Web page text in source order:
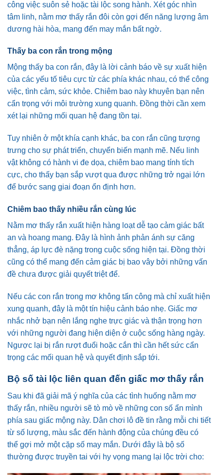
công việc suôn sẻ hoặc tài lộc song hành. Xét góc nhìn
tâm linh, nằm mơ thấy rắn đôi còn gợi đến năng lượng âm
dương hài hòa, mang đến may mắn bất ngờ.
Thấy ba con rắn trong mộng
Mộng thấy ba con rắn, đây là lời cảnh báo về sự xuất hiện
của các yếu tố tiêu cực từ các phía khác nhau, có thể công
việc, tình cảm, sức khỏe. Chiêm bao này khuyên bạn nên
cẩn trọng với môi trường xung quanh. Đồng thời cần xem
xét lại những mối quan hệ đang tồn tại.
Tuy nhiên ở một khía cạnh khác, ba con rắn cũng tượng
trưng cho sự phát triển, chuyển biến mạnh mẽ. Nếu linh
vật không có hành vi đe dọa, chiêm bao mang tính tích
cực, cho thấy bạn sắp vượt qua được những trở ngại lớn
để bước sang giai đoạn ổn định hơn.
Chiêm bao thấy nhiều rắn cùng lúc
Nằm mơ thấy rắn xuất hiện hàng loạt dễ tạo cảm giác bất
an và hoang mang. Đây là hình ảnh phản ánh sự căng
thẳng, áp lực đè nặng trong cuộc sống hiện tại. Đồng thời
cũng có thể mang đến cảm giác bị bao vây bởi những vấn
đề chưa được giải quyết triệt để.
Nếu các con rắn trong mơ không tấn công mà chỉ xuất hiện
xung quanh, đây là một tín hiệu cảnh báo nhẹ. Giấc mơ
nhắc nhở bạn nên lắng nghe trực giác và thận trọng hơn
với những người đang hiện diện ở cuộc sống hàng ngày.
Ngược lại bị rắn rượt đuổi hoặc cắn thì cần hết sức cẩn
trọng các mối quan hệ và quyết định sắp tới.
Bộ số tài lộc liên quan đến giấc mơ thấy rắn
Sau khi đã giải mã ý nghĩa của các tình huống nằm mơ
thấy rắn, nhiều người sẽ tò mò về những con số ẩn mình
phía sau giấc mộng này. Dân chơi lô đề tin rằng mỗi chi tiết
từ số lượng, màu sắc đến hành động của chúng đều có
thể gợi mở một cặp số may mắn. Dưới đây là bộ số
thường được truyền tai với hy vọng mang lại lộc trời cho: